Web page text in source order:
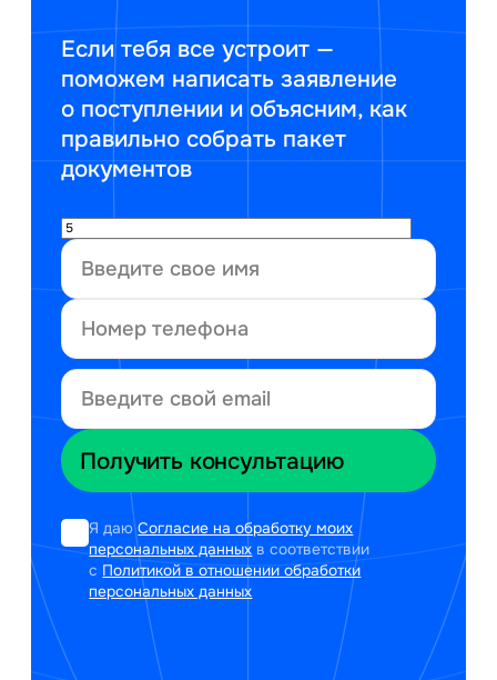
Если тебя все устроит —
поможем написать заявление
о поступлении и объясним, как
правильно собрать пакет
документов
Я даюСогласие на обработку моих
персональных данных в соответствии
с Политикой в отношении обработки
персональных данных